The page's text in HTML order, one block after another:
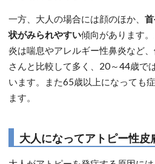
一方、大人の場合には顔のほか、
状がみられやすい傾向があります
炎は喘息やアレルギー性鼻炎など
さんと比較して多く、20～44歳で
います。また65歳以上になっても
ます。
大人になってアトピー性皮